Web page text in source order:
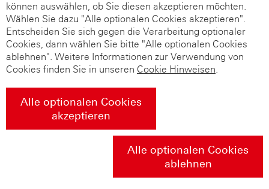
können auswählen, ob Sie diesen akzeptieren möchten.
Wählen Sie dazu "Alle optionalen Cookies akzeptieren".
Entscheiden Sie sich gegen die Verarbeitung optionaler
Cookies, dann wählen Sie bitte "Alle optionalen Cookies
ablehnen". Weitere Informationen zur Verwendung von
Cookies finden Sie in unseren Cookie Hinweisen.
Alle optionalen Cookies
akzeptieren
Alle optionalen Cookies
ablehnen